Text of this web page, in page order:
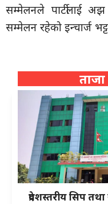
सम्मेलनले पार्टीलाई
सम्मेलन रहेको इन्चार्ज
प्रदेशस्तरीय सिप